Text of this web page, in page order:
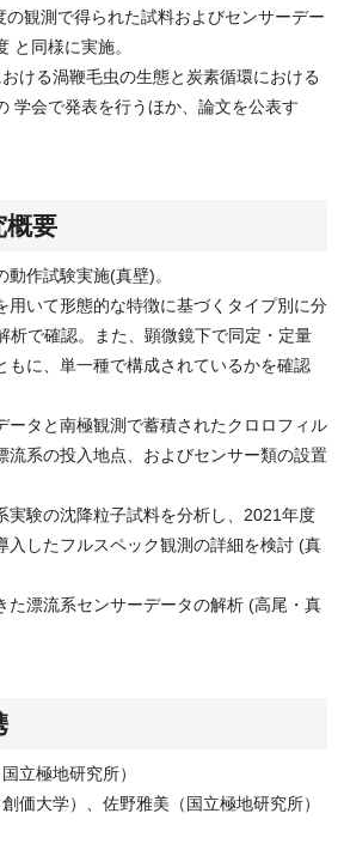
の観測で得られた試料およびセンサーデー
と同様に実施。
ける渦鞭毛虫の生態と炭素循環における
学会で発表を行うほか、論文を公表す
概要
動作試験実施(真壁)。
用いて形態的な特徴に基づくタイプ別に分
析で確認。また、顕微鏡下で同定・定量
もに、単一種で構成されているかを確認
ータと南極観測で蓄積されたクロロフィル
流系の投入地点、およびセンサー類の設置
実験の沈降粒子試料を分析し、2021年度
入したフルスペック観測の詳細を検討 (真
た漂流系センサーデータの解析 (高尾・真
立極地研究所）
価大学）、佐野雅美（国立極地研究所）